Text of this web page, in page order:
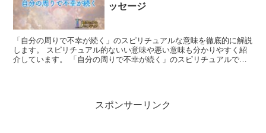
ッセージ
「自分の周りで不幸が続く」のスピリチュアルな意味を徹底的に解説
します。 スピリチュアル的ないい意味や悪い意味も分かりやすく紹
介しています。 「自分の周りで不幸が続く」のスピリチュアルでの
スポンサーリンク